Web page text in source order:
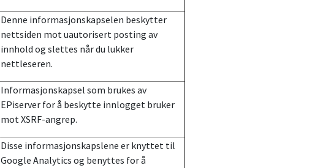
Denne informasjonskapselen beskytter
nettsiden mot uautorisert posting av
innhold og slettes når du lukker
nettleseren.
Informasjonskapsel som brukes av
EPiserver for å beskytte innlogget bruker
mot XSRF-angrep.
Disse informasjonskapslene er knyttet til
Google Analytics og benyttes for å